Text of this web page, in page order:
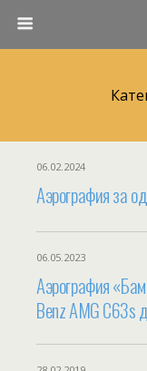
06.02.2024
Аэрография за
06.05.2023
Аэрография
Benz AMG C63s